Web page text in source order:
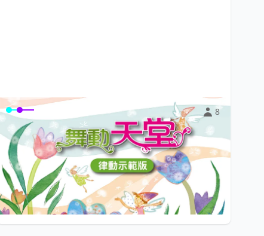
8
〈舞動天堂〉律動示範版
讓孩子的學習從唱唱跳跳開始。《舞動天堂》律動歌曲，
內容有律動教學、心靈律動、舞台表演三大主...
小陽光e學園 $0